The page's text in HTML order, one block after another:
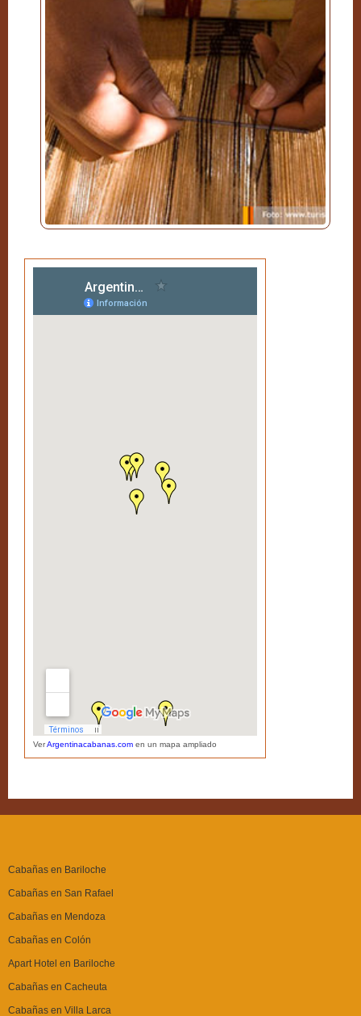
VerArgentinacabanas.com en un mapa ampliado
Cabañas en Bariloche
Cabañas en San Rafael
Cabañas en Mendoza
Cabañas en Colón
Apart Hotel en Bariloche
Cabañas en Cacheuta
Cabañas en Villa Larca